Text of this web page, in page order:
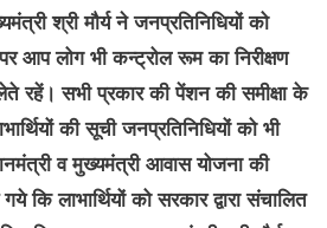
श्री मौर्य ने जनप्रतिनिधियों को
आप लोग भी कन्ट्रोल रूम का निरीक्षण
रहें। सभी प्रकार की पेंशन की समीक्षा के
की सूची जनप्रतिनिधियों को भी
व मुख्यमंत्री आवास योजना की
कि लाभार्थियों को सरकार द्वारा संचालित